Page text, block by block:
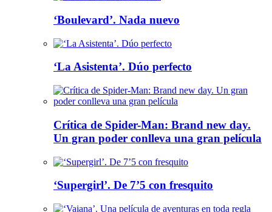
‘Boulevard’. Nada nuevo
‘La Asistenta’. Dúo perfecto
Crítica de Spider-Man: Brand new day.
Un gran poder conlleva una gran película
‘Supergirl’. De 7’5 con fresquito